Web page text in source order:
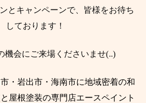
とキャンペーンで、皆様をお待ち
しております！
機会にご来場くださいませ(..)
・岩出市・海南市に地域密着の和
屋根塗装の専門店エースペイント